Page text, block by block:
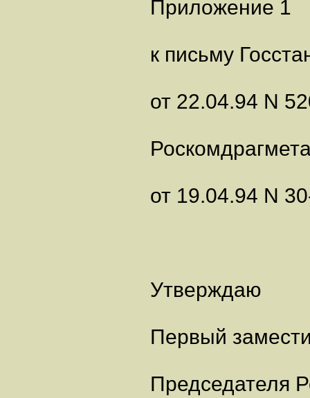
Приложение 1
к письму
от 22.04.94 N
от 19.04.94 N
Утверждаю
Первый
Председателя